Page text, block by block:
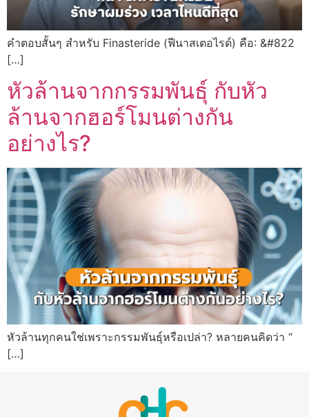
คำตอบสั้นๆ สำหรับ Finasteride (ฟีนาสเตอไรด์) คือ: &#822
[…]
หัวล้านจากกรรมพันธุ์ กับหัว
ล้านจากฮอร์โมนต่างกัน
อย่างไร?
หัวล้านทุกคนใช่เพราะกรรมพันธุ์หรือเปล่า? หลายคนคิดว่า “
[…]